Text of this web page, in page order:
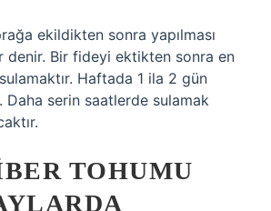
ekildikten sonra yapılması
denir. Bir fideyi ektikten sonra en
Haftada 1 ila 2 gün
Daha serin saatlerde sulamak
TOHUMU